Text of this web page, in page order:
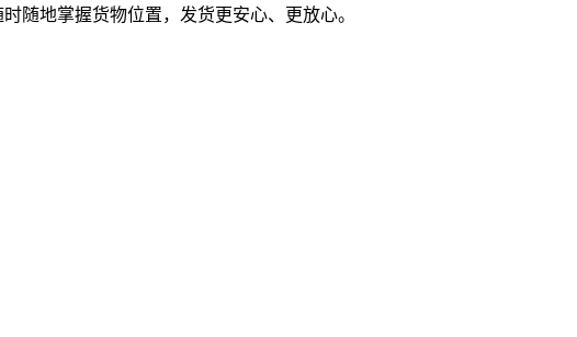
随地掌握货物位置，发货更安心、更放心。